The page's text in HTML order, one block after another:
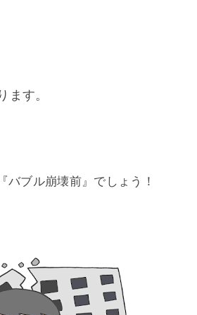
ます。
バブル崩壊前』でしょう！